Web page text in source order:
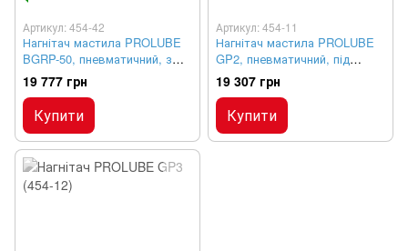
Артикул: 454-42
Нагнітач мастила PROLUBE
BGRP-50, пневматичний, з
колесами 50 кг
19 777 грн
Купити
Артикул: 454-11
Нагнітач мастила PROLUBE
GP2, пневматичний, під
ємність 50-60 кг
19 307 грн
Купити